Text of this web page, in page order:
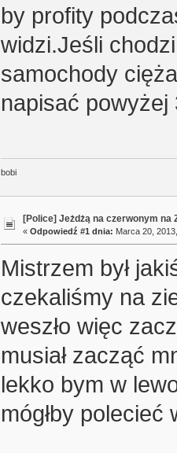
by profity
widzi.Jeśli
samochody
napisać powyżej
bobi
[Police] Jeżdżą na czerwonym na
« Odpowiedź #1 dnia: Marca 20,
Mistrzem był
czekaliśmy na
weszło więc
musiał zacząć
lekko bym w
mógłby polecieć